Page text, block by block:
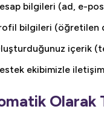
bilgileri (ad, e-
bilgileri (öğretilen
içerik
ekibimizle
Olarak